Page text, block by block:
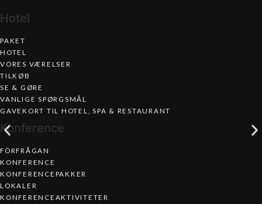
Hotel
PAKET
HOTEL
VORES VÆRELSER
TILKØB
SE & GØRE
VANLIGE SPØRGSMÅL
GAVEKORT TIL HOTEL, SPA & RESTAURANT​
Konference
FÖRFRÅGAN
KONFERENCE
KONFERENCEPAKKER
LOKALER
KONFERENCEAKTIVITETER